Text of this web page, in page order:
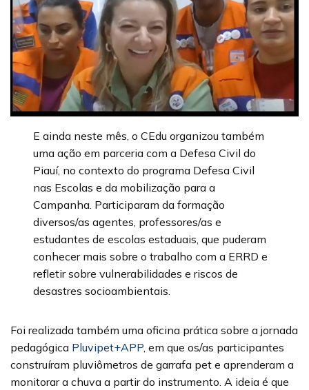
E ainda neste mês, o CEdu organizou também
uma ação em parceria com a Defesa Civil do
Piauí, no contexto do programa Defesa Civil
nas Escolas e da mobilização para a
Campanha. Participaram da formação
diversos/as agentes, professores/as e
estudantes de escolas estaduais, que puderam
conhecer mais sobre o trabalho com a ERRD e
refletir sobre vulnerabilidades e riscos de
desastres socioambientais.
Foi realizada também uma oficina prática sobre a jornada
pedagógica Pluvipet+APP , em que os/as participantes
construíram pluviômetros de garrafa pet e aprenderam a
monitorar a chuva a partir do instrumento. A ideia é que